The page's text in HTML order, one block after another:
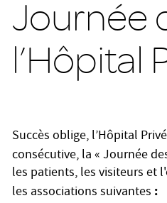
Journée
l’Hôpital
Succès oblige, l’Hôpital
consécutive, la « Journée
les patients, les visiteurs et
les associations suivantes :